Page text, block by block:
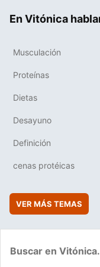
En Vitónica
Musculación
Proteínas
Dietas
Desayuno
Definición
cenas protéicas
VER MÁS TEMAS